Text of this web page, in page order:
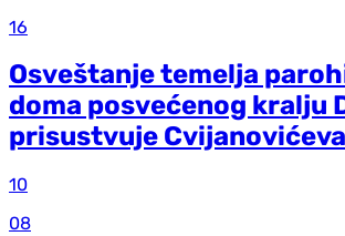
16
Osveštanje temelja
doma posvećenog kralju
prisustvuje Cvijanovićeva
10
08